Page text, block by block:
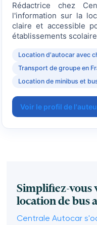
Rédactrice chez
l'information sur la
claire et accessible
établissements
Location d'autocar avec
Transport de groupe en
Location de minibus et
Voir le profil de
Simplifiez-vous
location de bus
Centrale Autocar